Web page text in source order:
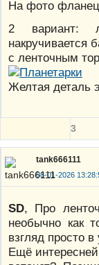
На фото
2 вариант:
накручивается
с ленточным
Желтая деталь
3
tank666111
08-01-2026
SD, Про
необычно как
взгляд просто в
Ещё